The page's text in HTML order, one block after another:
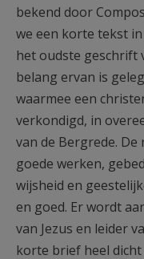
bekend door
we een korte tekst
het oudste geschrift
belang ervan is
waarmee een
verkondigd, in
van de Bergrede.
goede werken,
wijsheid en
en goed. Er wordt
van Jezus en leider
korte brief heel